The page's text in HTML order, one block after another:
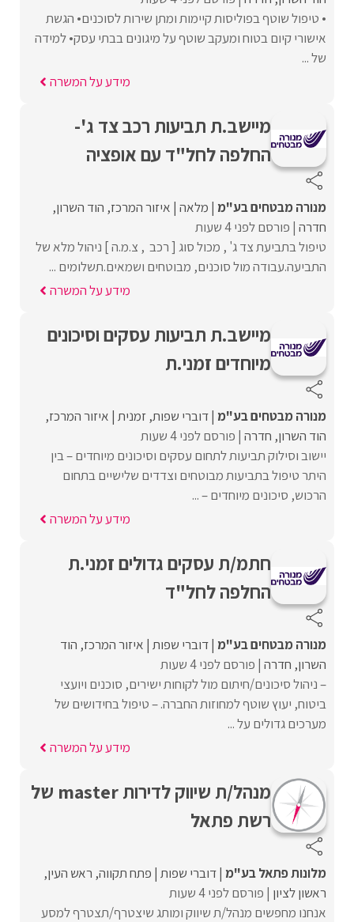
• טיפול שוטף בפוליסות קיימות ומתן שירות לסוכנים• הגשת
אישורי קיום בטוח ומעקב שוטף על מיגונים בבתי עסק• למידה
של ...
מידע על המשרה
מיישב.ת תביעות רכב צד ג'-
החלפה לחל"ד עם אופציה
מנורה מבטחים בע"מ מלאה איזור המרכז הוד השרון
חדרה פורסם לפני 4 שעות
טיפול בתביעת צד ג' , מכול סוג [ רכב , צ.מ.ה ] ניהול מלא של
התביעה.עבודה מול סוכנים, מבוטחים ושמאים.תשלומים ...
מידע על המשרה
מיישב.ת תביעות עסקים וסיכונים
מיוחדים זמני.ת
מנורה מבטחים בע"מ דוברי שפות זמנית איזור המרכז
הוד השרון חדרה פורסם לפני 4 שעות
יישוב וסילוק תביעות לתחום עסקים וסיכונים מיוחדים – בין
היתר טיפול בתביעות מבוטחים וצדדים שלישיים בתחום
הרכוש, סיכונים מיוחדים – ...
מידע על המשרה
חתמ/ת עסקים גדולים זמני.ת
החלפה לחל"ד
מנורה מבטחים בע"מ דוברי שפות איזור המרכז הוד
השרון חדרה פורסם לפני 4 שעות
– ניהול סיכונים/חיתום מול לקוחות ישירים, סוכנים ויועצי
ביטוח, יעוץ שוטף למחוזות החברה. – טיפול בחידושים של
מערכים גדולים על ...
מידע על המשרה
מנהל/ת שיווק לדירות master של
רשת פתאל
מלונות פתאל בע"מ דוברי שפות פתח תקווה ראש העין
ראשון לציון פורסם לפני 4 שעות
אנחנו מחפשים מנהל/ת שיווק ומותג שיצטרף/תצטרף למסע